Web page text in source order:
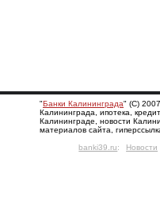
"Банки Калининграда" (С)
Калининграда, ипотека,
Калининграде, новости
материалов сайта,
banki39.ru: Новости